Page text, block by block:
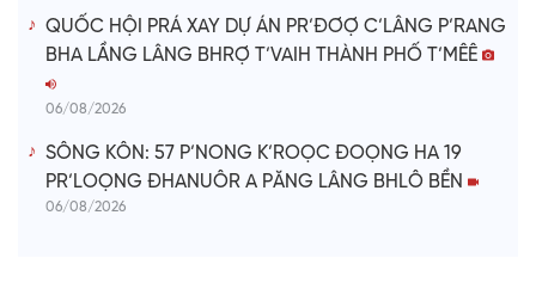
QUỐC HỘI PRÁ XAY DỰ ÁN PR’ĐƠỢ C’LÂNG P’RANG
BHA LẦNG LÂNG BHRỢ T’VAIH THÀNH PHỐ T’MÊÊ
06/08/2026
SÔNG KÔN: 57 P’NONG K’ROỌC ĐOỌNG HA 19
PR’LOỌNG ĐHANUÔR A PĂNG LÂNG BHLÔ BỀN
06/08/2026